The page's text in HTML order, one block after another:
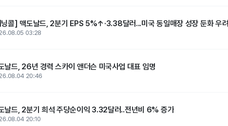
콜] 맥도날드, 2분기 EPS 5%↑·3.38달러...미국 동일매장 성장 둔화 우려
03:28
날드, 26년 경력 스카이 앤더슨 미국사업 대표 임명
20:46
날드, 2분기 희석 주당순이익 3.32달러..전년비 6% 증가
20:10